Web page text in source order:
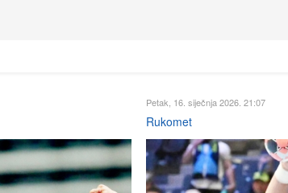
Petak, 16. siječnja 2026. 21:07
Rukomet